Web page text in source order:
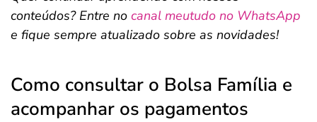
conteúdos? Entre no canal meutudo no WhatsApp
e fique sempre atualizado sobre as novidades!
Como consultar o Bolsa Família e
acompanhar os pagamentos